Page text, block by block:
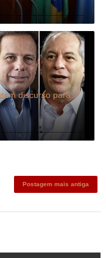
discurso para
Postagem mais antiga